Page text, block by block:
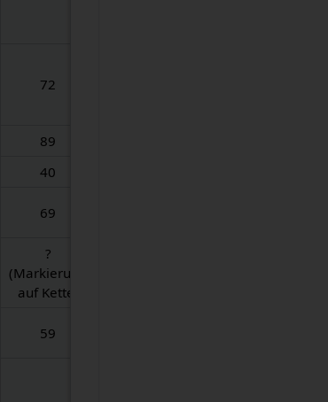
72
89
40
69
?
(Markierung
auf Kette)
59